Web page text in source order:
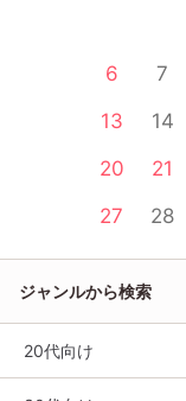
6
7
13
14
20
21
27
28
ジャンルから検索
20代向け